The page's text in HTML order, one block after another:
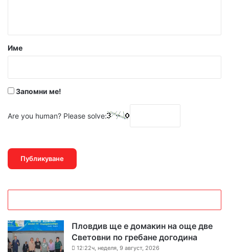
Име
Запомни ме!
Are you human? Please solve:
Пловдив ще е домакин на още две
Световни по гребане догодина
12:22ч, неделя, 9 август, 2026